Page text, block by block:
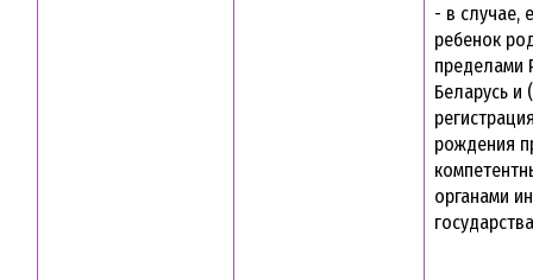
- в случае,
ребенок
пределами
Беларусь и
рождения
органами
государства